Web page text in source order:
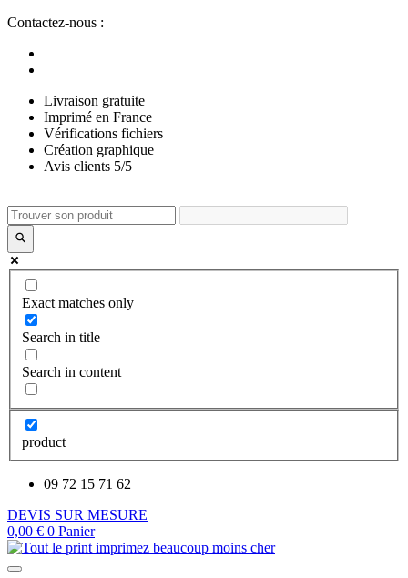
Aller
contenu
Contactez-nous :
Livraison gratuite
Imprimé en France
Vérifications fichiers
Création graphique
Avis clients 5/5
Exact matches only
Search in title
Search in content
product
09 72 15 71 62
DEVIS SUR MESURE
0,00 € 0 Panier